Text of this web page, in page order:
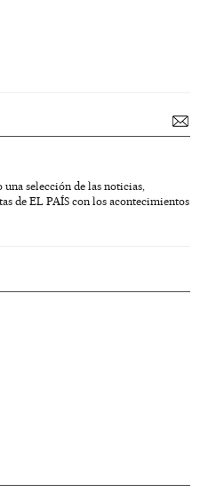
selección de las noticias,
de EL PAÍS con los acontecimientos